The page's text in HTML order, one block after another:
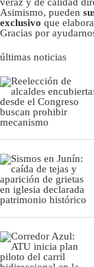
Asimismo, pueden
exclusivo que
Gracias por
últimas noticias